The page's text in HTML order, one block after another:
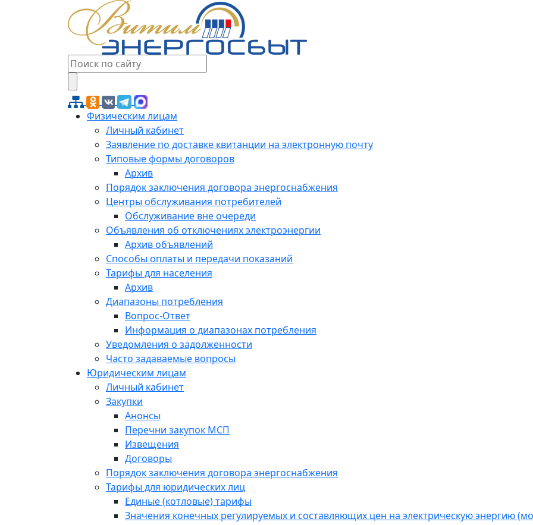
Физическим лицам
Личный кабинет
Заявление по доставке квитанции на электронную почту
Типовые формы договоров
Архив
Порядок заключения договора энергоснабжения
Центры обслуживания потребителей
Обслуживание вне очереди
Объявления об отключениях электроэнергии
Архив объявлений
Способы оплаты и передачи показаний
Тарифы для населения
Архив
Диапазоны потребления
Вопрос-Ответ
Информация о диапазонах потребления
Уведомления о задолженности
Часто задаваемые вопросы
Юридическим лицам
Личный кабинет
Закупки
Анонсы
Перечни закупок МСП
Извещения
Договоры
Порядок заключения договора энергоснабжения
Тарифы для юридических лиц
Единые (котловые) тарифы
Значения конечных регулируемых и составляющих цен на электрическую энергию